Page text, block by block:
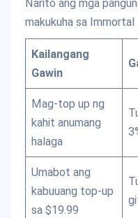
Narito ang mga
makukuha sa
Kailangang
Gawin
Mag-top up ng
kahit anumang
halaga
Umabot ang
kabuuang top-up
sa $19.99